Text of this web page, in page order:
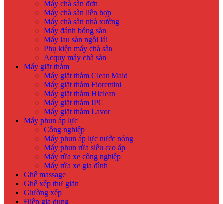
Máy chà sàn đơn
Máy chà sàn liên hợp
Máy chà sàn nhà xưởng
Máy đánh bóng sàn
Máy lau sàn ngồi lái
Phụ kiện máy chà sàn
Acquy máy chà sàn
Máy giặt thảm
Máy giặt thảm Clean Maid
Máy giặt thảm Fiorentini
Máy giặt thảm Hiclean
Máy giặt thảm IPC
Máy giặt thảm Lavor
Máy phun áp lực
Công nghiệp
Máy phun áp lực nước nóng
Máy phun rửa siêu cao áp
Máy rửa xe công nghiệp
Máy rửa xe gia đình
Ghế massage
Ghế xếp thư giãn
Giường xếp
Điện gia dụng